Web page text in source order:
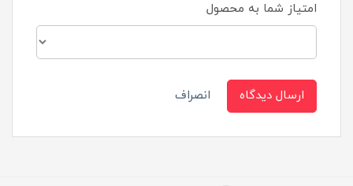
امتیاز شما به محصول
ارسال دیدگاه انصراف